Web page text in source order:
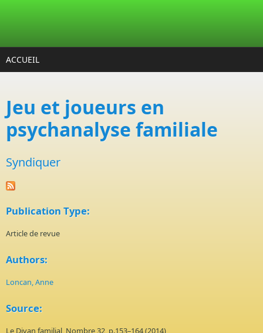
ACCUEIL
Jeu et joueurs en
psychanalyse familiale
Syndiquer
Publication Type:
Article de revue
Authors:
Loncan, Anne
Source:
Le Divan familial, Nombre 32, p.153–164 (2014)